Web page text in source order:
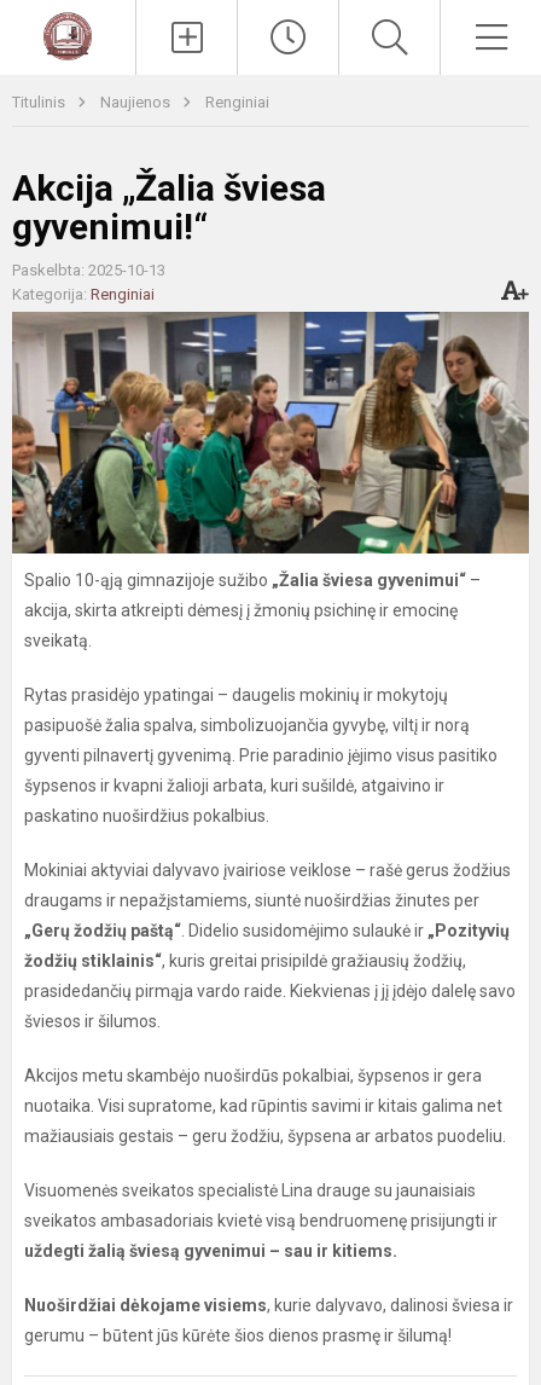
Titulinis Naujienos Renginiai
Akcija „Žalia šviesa
gyvenimui!“
Paskelbta: 2025-10-13
Kategorija: Renginiai
Spalio 10-ąją gimnazijoje sužibo „Žalia šviesa gyvenimui“ –
akcija, skirta atkreipti dėmesį į žmonių psichinę ir emocinę
sveikatą.
Rytas prasidėjo ypatingai – daugelis mokinių ir mokytojų
pasipuošė žalia spalva, simbolizuojančia gyvybę, viltį ir norą
gyventi pilnavertį gyvenimą. Prie paradinio įėjimo visus pasitiko
šypsenos ir kvapni žalioji arbata, kuri sušildė, atgaivino ir
paskatino nuoširdžius pokalbius.
Mokiniai aktyviai dalyvavo įvairiose veiklose – rašė gerus žodžius
draugams ir nepažįstamiems, siuntė nuoširdžias žinutes per
„Gerų žodžių paštą“ . Didelio susidomėjimo sulaukė ir „Pozityvių
žodžių stiklainis“, kuris greitai prisipildė gražiausių žodžių,
prasidedančių pirmąja vardo raide. Kiekvienas į jį įdėjo dalelę savo
šviesos ir šilumos.
Akcijos metu skambėjo nuoširdūs pokalbiai, šypsenos ir gera
nuotaika. Visi supratome, kad rūpintis savimi ir kitais galima net
mažiausiais gestais – geru žodžiu, šypsena ar arbatos puodeliu.
Visuomenės sveikatos specialistė Lina drauge su jaunaisiais
sveikatos ambasadoriais kvietė visą bendruomenę prisijungti ir
uždegti žalią šviesą gyvenimui – sau ir kitiems.
Nuoširdžiai dėkojame visiems, kurie dalyvavo, dalinosi šviesa ir
gerumu – būtent jūs kūrėte šios dienos prasmę ir šilumą!